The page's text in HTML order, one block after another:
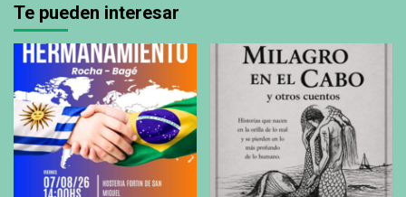
Te pueden interesar